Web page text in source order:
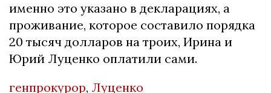
именно это указано в декларациях, а
проживание, которое составило порядка
20 тысяч долларов на троих, Ирина и
Юрий Луценко оплатили сами.
генпрокурор, Луценко